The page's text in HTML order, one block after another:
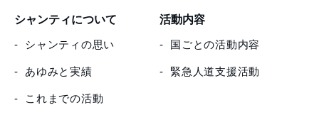
シャンティについて
シャンティの思い
あゆみと実績
これまでの活動
活動内容
国ごとの活動内容
緊急人道支援活動